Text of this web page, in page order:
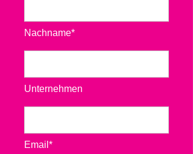
Nachname*
Unternehmen
Email*